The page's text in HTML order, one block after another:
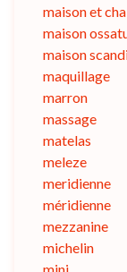
maison et
maison
maison
maquillage
marron
massage
matelas
meleze
meridienne
méridienne
mezzanine
michelin